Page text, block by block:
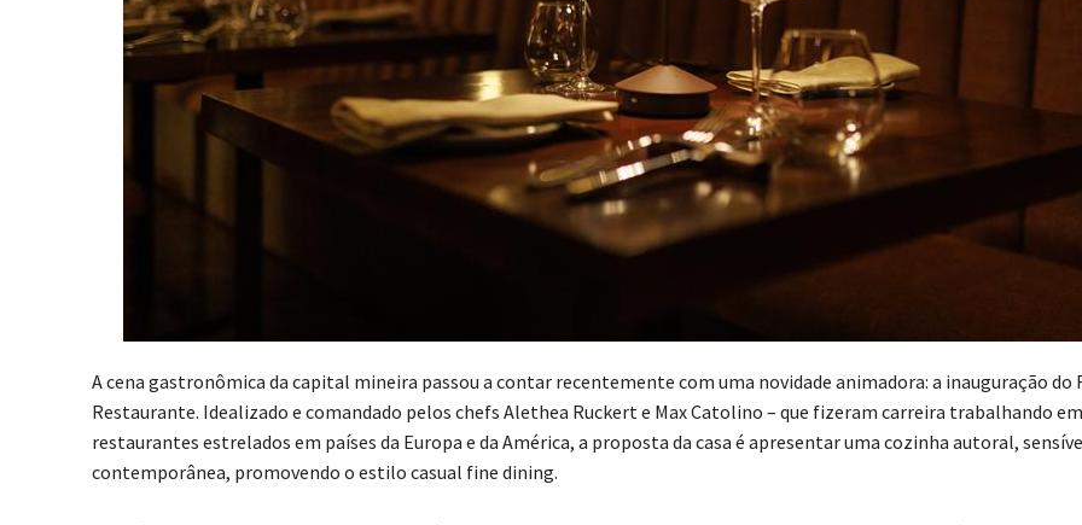
A cena gastronômica da capital mineira passou a contar recentemente com uma novidade animadora: a inauguração do
Restaurante. Idealizado e comandado pelos chefs Alethea Ruckert e Max Catolino – que fizeram carreira trabalhando em
restaurantes estrelados em países da Europa e da América, a proposta da casa é apresentar uma cozinha autoral,
contemporânea, promovendo o estilo casual fine dining.